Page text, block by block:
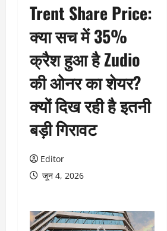
Trent Share Price:
क्या सच में 35%
क्रैश हुआ है Zudio
की ओनर का शेयर?
क्यों दिख रही है इतनी
बड़ी गिरावट
Editor
जून 4, 2026